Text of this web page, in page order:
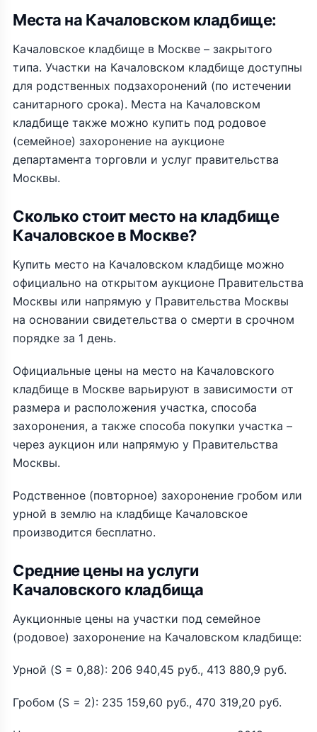
Места на Качаловском кладбище:
Качаловское кладбище в Москве – закрытого
типа. Участки на Качаловском кладбище доступны
для родственных подзахоронений (по истечении
санитарного срока). Места на Качаловском
кладбище также можно купить под родовое
(семейное) захоронение на аукционе
департамента торговли и услуг правительства
Москвы.
Cколько стоит место на кладбище
Качаловское в Москве?
Купить место на Качаловском кладбище можно
официально на открытом аукционе Правительства
Москвы или напрямую у Правительства Москвы
на основании свидетельства о смерти в срочном
порядке за 1 день.
Официальные цены на место на Качаловского
кладбище в Москве варьируют в зависимости от
размера и расположения участка, способа
захоронения, а также способа покупки участка –
через аукцион или напрямую у Правительства
Москвы.
Родственное (повторное) захоронение гробом или
урной в землю на кладбище Качаловское
производится бесплатно.
Средние цены на услуги
Качаловского кладбища
Аукционные цены на участки под семейное
(родовое) захоронение на Качаловском кладбище:
Урной (S = 0,88): 206 940,45 руб., 413 880,9 руб.
Гробом (S = 2): 235 159,60 руб., 470 319,20 руб.